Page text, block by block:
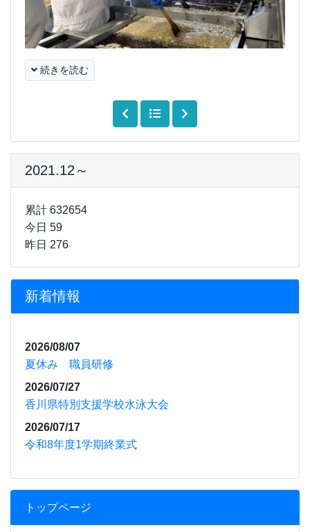
トップページ
続きを読む
2021.12～
累計 632654
今日 59
昨日 276
新着情報
2026/08/07
夏休み 職員研修
2026/07/27
香川県特別支援学校水泳大会
2026/07/17
令和8年度1学期終業式